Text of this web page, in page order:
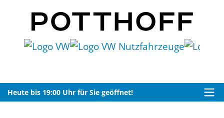
Heute bis 19:00 Uhr für Sie geöffnet!